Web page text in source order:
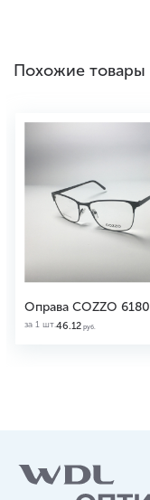
Похожие товары
Оправа COZZO 6180
за 1 шт.46.12 руб.